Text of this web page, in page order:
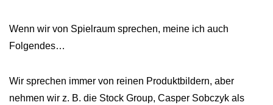
Wenn wir von Spielraum sprechen, meine ich auch
Folgendes…
Wir sprechen immer von reinen Produktbildern, aber
nehmen wir z. B. die Stock Group, Casper Sobczyk als